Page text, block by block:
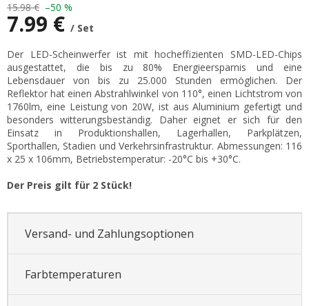
15.98 € –50 %
7.99 € / Set
Verkaufspreis:
Der LED-Scheinwerfer ist mit hocheffizienten SMD-LED-Chips
ausgestattet, die bis zu 80% Energieersparnis und eine
Lebensdauer von bis zu 25.000 Stunden ermöglichen. Der
Reflektor hat einen Abstrahlwinkel von 110°, einen Lichtstrom von
1760lm, eine Leistung von 20W, ist aus Aluminium gefertigt und
besonders witterungsbeständig. Daher eignet er sich für den
Einsatz in Produktionshallen, Lagerhallen, Parkplätzen,
Sporthallen, Stadien und Verkehrsinfrastruktur. Abmessungen: 116
x 25 x 106mm, Betriebstemperatur: -20°C bis +30°C.
Der Preis gilt für 2 Stück!
Versand- und Zahlungsoptionen
Farbtemperaturen